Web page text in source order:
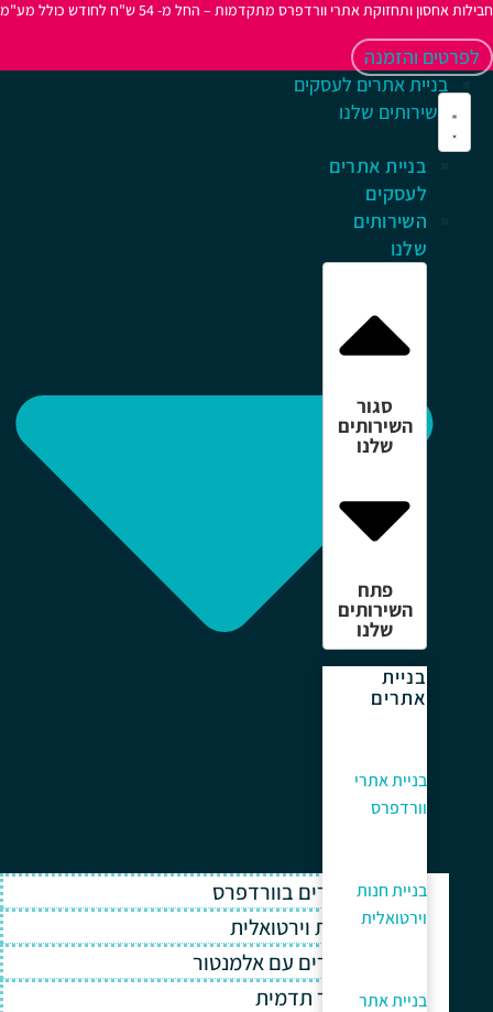
אחסון ותחזוקת אתרי וורדפרס מתקדמות – החל מ- 54 ש"ח לחודש כולל מע"מ
לפרטים והזמנה
בניית אתרים
לעסקים
השירותים
שלנו
סגור
השירותים
שלנו
פתח
השירותים
שלנו
בניית
אתרים
בניית אתרי
וורדפרס
בניית חנות
וירטואלית
בניית אתר
בניית אתרים לעסקים
השירותים שלנו
בניית אתרים בוורדפרס
בניית חנות וירטואלית
בניית אתרים עם אלמנטור
בניית אתר תדמית